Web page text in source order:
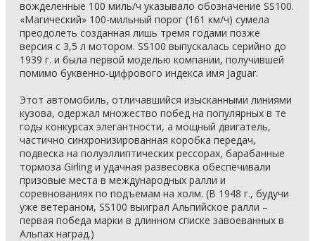
вожделенные 100 миль/ч указывало обозначение SS100.
«Магический» 100-мильный порог (161 км/ч) сумела
преодолеть созданная лишь тремя годами позже
версия с 3,5 л мотором. SS100 выпускалась серийно до
1939 г. и была первой моделью компании, получившей
помимо буквенно-цифрового индекса имя Jaguar.
Этот автомобиль, отличавшийся изысканными линиями
кузова, одержал множество побед на популярных в те
годы конкурсах элегантности, а мощный двигатель,
частично синхронизированная коробка передач,
подвеска на полуэллиптических рессорах, барабанные
тормоза Girling и удачная развесовка обеспечивали
призовые места в международных ралли и
соревнованиях по подъемам на холм. (В 1948 г., будучи
уже ветераном, SS100 выиграл Альпийское ралли –
первая победа марки в длинном списке завоеванных в
Альпах наград.)